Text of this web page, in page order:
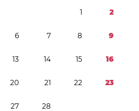
1 2
6 7 8 9
13 14 15 16
20 21 22 23
27 28